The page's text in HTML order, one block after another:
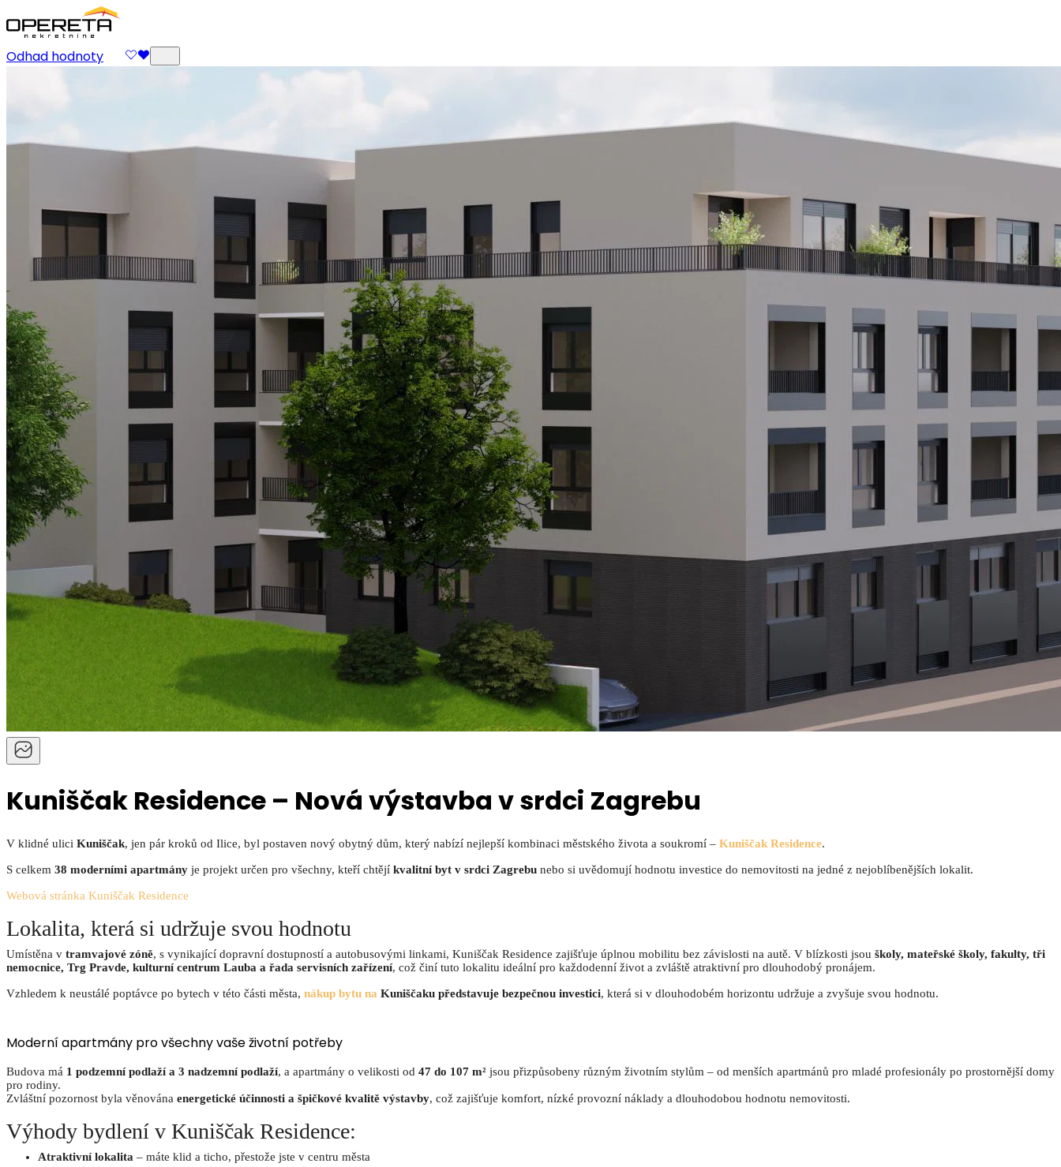
Odhad hodnoty
Kuniščak Residence – Nová výstavba v srdci Zagrebu
V klidné ulici Kuniščak, jen pár kroků od Ilice, byl postaven nový obytný dům, který nabízí nejlepší kombinaci městského života a soukromí – Kuniščak Residence.
S celkem 38 moderními apartmány je projekt určen pro všechny, kteří chtějí kvalitní byt v srdci Zagrebu nebo si uvědomují hodnotu investice do nemovitosti na jedné z nejoblíbenějších lokalit.
Webová stránka Kuniščak Residence
Lokalita, která si udržuje svou hodnotu
Umístěna v tramvajové zóně, s vynikající dopravní dostupností a autobusovými linkami, Kuniščak Residence zajišťuje úplnou mobilitu bez závislosti na autě. V blízkosti jsou školy, mateřské školy, fakulty, tři
nemocnice, Trg Pravde, kulturní centrum Lauba a řada servisních zařízení, což činí tuto lokalitu ideální pro každodenní život a zvláště atraktivní pro dlouhodobý pronájem.
Vzhledem k neustálé poptávce po bytech v této části města, nákup bytu na Kuniščaku představuje bezpečnou investici, která si v dlouhodobém horizontu udržuje a zvyšuje svou hodnotu.
Moderní apartmány pro všechny vaše životní potřeby
Budova má 1 podzemní podlaží a 3 nadzemní podlaží, a apartmány o velikosti od 47 do 107 m² jsou přizpůsobeny různým životním stylům – od menších apartmánů pro mladé profesionály po prostornější domy
pro rodiny.
Zvláštní pozornost byla věnována energetické účinnosti a špičkové kvalitě výstavby, což zajišťuje komfort, nízké provozní náklady a dlouhodobou hodnotu nemovitosti.
Výhody bydlení v Kuniščak Residence:
Atraktivní lokalita – máte klid a ticho, přestože jste v centru města